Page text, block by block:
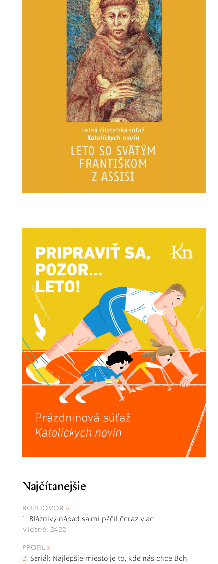
Najčítanejšie
ROZHOVOR
Bláznivý nápad sa mi páčil čoraz viac
Videné: 2422
PROFIL
Seriál: Najlepšie miesto je to, kde nás chce Boh